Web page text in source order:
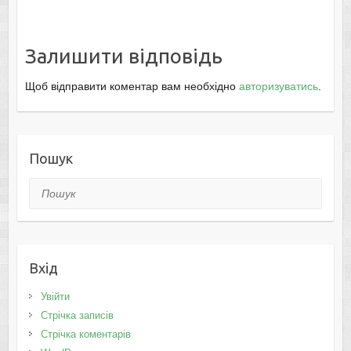
Залишити відповідь
Щоб відправити коментар вам необхідно авторизуватись.
Пошук
Пошук
Вхід
Увійти
Стрічка записів
Стрічка коментарів